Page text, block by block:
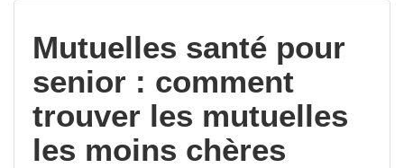
Mutuelles santé pour
senior : comment
trouver les mutuelles
les moins chères